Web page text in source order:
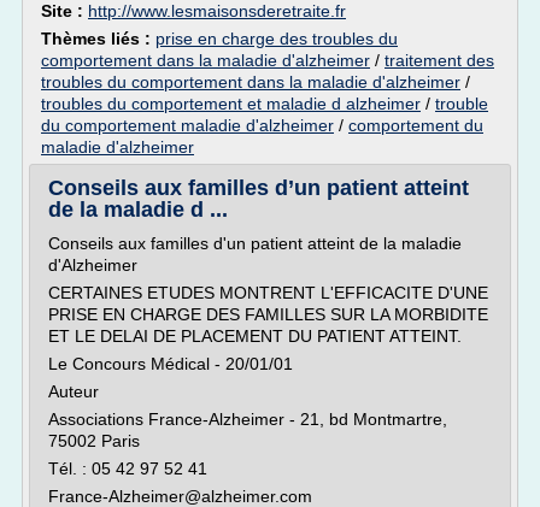
Site : http://www.lesmaisonsderetraite.fr
Thèmes liés : prise en charge des troubles du
comportement dans la maladie d'alzheimer / traitement des
troubles du comportement dans la maladie d'alzheimer /
troubles du comportement et maladie d alzheimer / trouble
du comportement maladie d'alzheimer / comportement du
maladie d'alzheimer
Conseils aux familles d’un patient atteint
de la maladie d ...
Conseils aux familles d'un patient atteint de la maladie
d'Alzheimer
CERTAINES ETUDES MONTRENT L'EFFICACITE D'UNE
PRISE EN CHARGE DES FAMILLES SUR LA MORBIDITE
ET LE DELAI DE PLACEMENT DU PATIENT ATTEINT.
Le Concours Médical - 20/01/01
Auteur
Associations France-Alzheimer - 21, bd Montmartre,
75002 Paris
Tél. : 05 42 97 52 41
France-Alzheimer@alzheimer.com